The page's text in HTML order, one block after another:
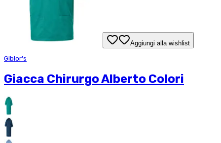
Aggiungi alla wishlist
Giblor's
Giacca Chirurgo Alberto Colori